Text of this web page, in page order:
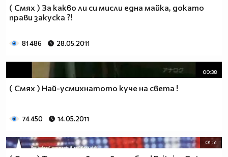
( Смях ) За какво ли си мисли една майка, докато
прави закуска ?!
81 486 28.05.2011
00:38
( Смях ) Най-усмихнатото куче на света !
74 450 14.05.2011
01:51